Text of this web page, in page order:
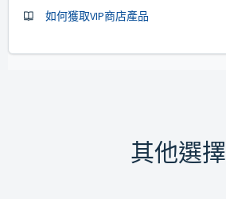
如何獲取VIP商店產品
其他選擇